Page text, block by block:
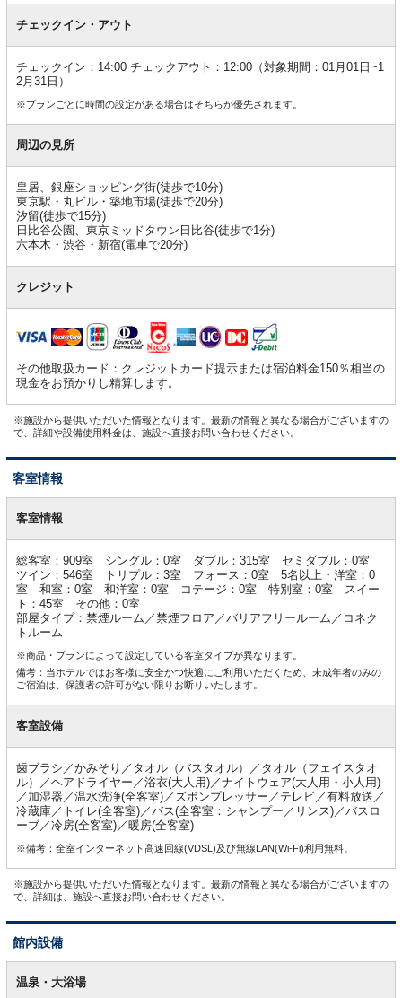
チェックイン・アウト
チェックイン：14:00 チェックアウト：12:00（対象期間：01月01日~1
2月31日）
※プランごとに時間の設定がある場合はそちらが優先されます。
周辺の見所
皇居、銀座ショッピング街(徒歩で10分)
東京駅・丸ビル・築地市場(徒歩で20分)
汐留(徒歩で15分)
日比谷公園、東京ミッドタウン日比谷(徒歩で1分)
六本木・渋谷・新宿(電車で20分)
クレジット
その他取扱カード：クレジットカード提示または宿泊料金150％相当の
現金をお預かりし精算します。
※施設から提供いただいた情報となります。最新の情報と異なる場合がございますの
で、詳細や設備使用料金は、施設へ直接お問い合わせください。
客室情報
室客室情報
総客室：909室 シングル：0室 ダブル：315室 セミダブル：0室
ツイン：546室 トリプル：3室 フォース：0室 5名以上・洋室：0
室 和室：0室 和洋室：0室 コテージ：0室 特別室：0室 スイー
ト：45室 その他：0室
部屋タイプ：禁煙ルーム／禁煙フロア／バリアフリールーム／コネク
トルーム
※商品・プランによって設定している客室タイプが異なります。
備考：当ホテルではお客様に安全かつ快適にご利用いただくため、未成年者のみの
ご宿泊は、保護者の許可がない限りお断りいたします。
客室設備
歯ブラシ／かみそり／タオル（バスタオル）／タオル（フェイスタオ
ル）／ヘアドライヤー／浴衣(大人用)／ナイトウェア(大人用・小人用)
／加湿器／温水洗浄(全客室)／ズボンプレッサー／テレビ／有料放送／
冷蔵庫／トイレ(全客室)／バス(全客室：シャンプー／リンス)／バスロ
ーブ／冷房(全客室)／暖房(全客室)
※備考：全室インターネット高速回線(VDSL)及び無線LAN(Wi-Fi)利用無料。
※施設から提供いただいた情報となります。最新の情報と異なる場合がございますの
で、詳細は、施設へ直接お問い合わせください。
館内設備
内温泉・大浴場